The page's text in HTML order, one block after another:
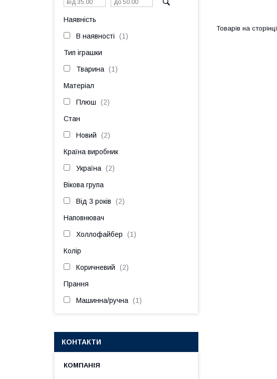
Наявність
В наявності 1
Тип іграшки
Тварина 1
Матеріал
Плюш 2
Стан
Новий 2
Країна виробник
Україна 2
Вікова група
Від 3 років 2
Наповнювач
Холлофайбер 1
Колір
Коричневий 2
Прання
Машинна/ручна 1
КОНТАКТИ